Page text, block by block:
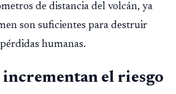
de distancia del volcán, ya
son suficientes para destruir
humanas.
incrementan el riesgo